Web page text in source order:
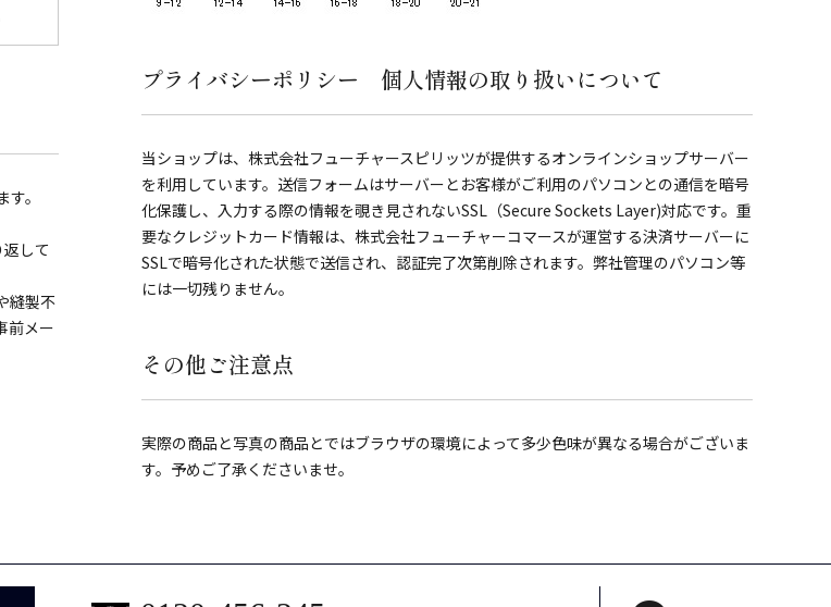
。
して
縫製不
前メー
プライバシーポリシー 個人情報の取り扱いについて
当ショップは、株式会社フューチャースピリッツが提供するオンラインショップサーバー
を利用しています。送信フォームはサーバーとお客様がご利用のパソコンとの通信を暗号
化保護し、入力する際の情報を覗き見されないSSL（Secure Sockets Layer)対応です。重
要なクレジットカード情報は、株式会社フューチャーコマースが運営する決済サーバーに
SSLで暗号化された状態で送信され、認証完了次第削除されます。弊社管理のパソコン等
には一切残りません。
その他ご注意点
実際の商品と写真の商品とではブラウザの環境によって多少色味が異なる場合がございま
す。予めご了承くださいませ。